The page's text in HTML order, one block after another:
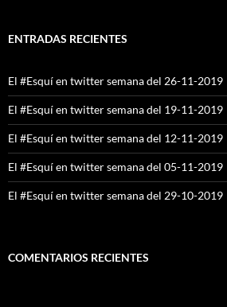
ENTRADAS RECIENTES
El #Esquí en twitter semana del 26-11-2019
El #Esquí en twitter semana del 19-11-2019
El #Esquí en twitter semana del 12-11-2019
El #Esquí en twitter semana del 05-11-2019
El #Esquí en twitter semana del 29-10-2019
COMENTARIOS RECIENTES